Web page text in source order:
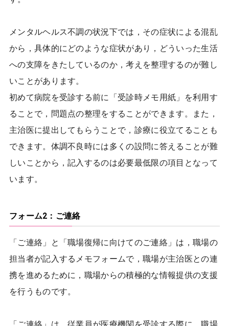
メンタルヘルス不調の状況下では，その症状による混乱
から，具体的にどのような症状があり，どういった生活
への支障をきたしているのか，考えを整理するのが難し
いことがあります。
初めて病院を受診する前に「受診時メモ用紙」を利用す
ることで，問題点の整理をすることができます。また，
主治医に提出してもらうことで，診療に役立てることも
できます。体調不良時には多くの設問に答えることが難
しいことから，記入するのは必要最低限の項目となって
います。
フォーム2：ご連絡
「ご連絡」と「職場復帰に向けてのご連絡」は，職場の
担当者が記入するメモフォームで，職場が主治医との連
携を進めるために，職場からの積極的な情報提供の支援
を行うものです。